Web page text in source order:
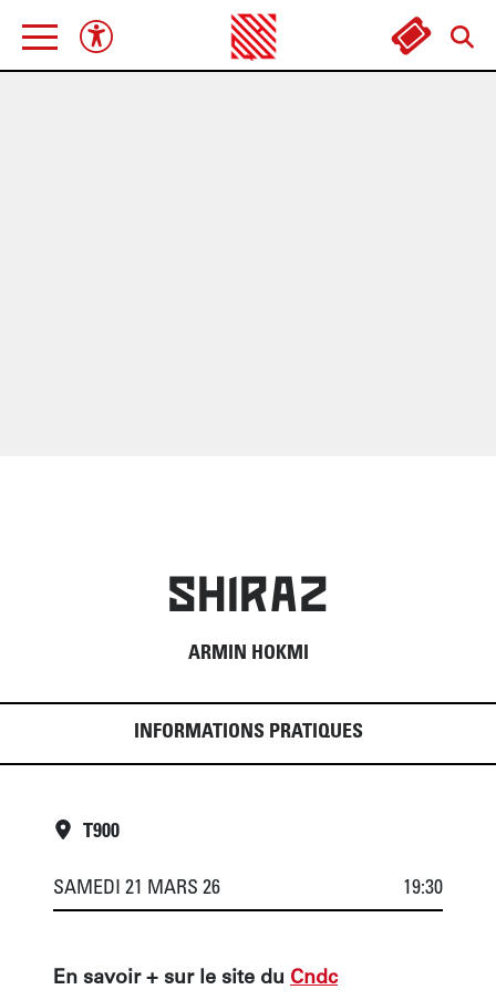
SHIRAZ
ARMIN HOKMI
INFORMATIONS PRATIQUES
T900
SAMEDI 21 MARS 26 19:30
En savoir + sur le site du Cndc